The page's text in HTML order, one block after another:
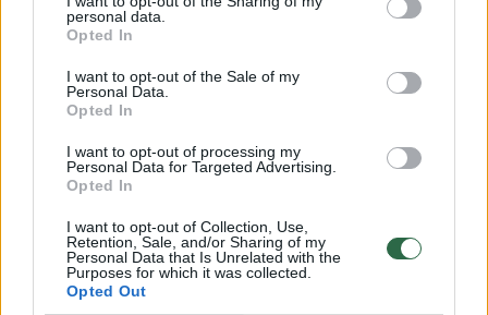
personal data.
Opted In
I want to opt-out of the Sale of my
Personal Data.
Opted In
I want to opt-out of processing my
Personal Data for Targeted Advertising.
Opted In
I want to opt-out of Collection, Use,
Retention, Sale, and/or Sharing of my
Personal Data that Is Unrelated with the
Purposes for which it was collected.
Opted Out
Daugiau nuotraukų (6)
Šarūnas Jasikevičius.